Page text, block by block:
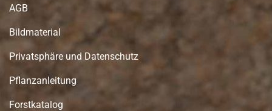
AGB
Bildmaterial
Privatsphäre und Datenschutz
Pflanzanleitung
Forstkatalog